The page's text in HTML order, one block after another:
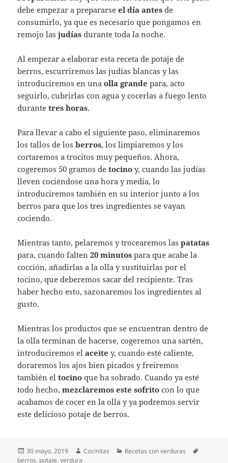
debe empezar a prepararseel día antes de
consumirlo, ya que es necesario que pongamos en
remojo lasjudíasdurante toda la noche.
Al empezar a elaborar esta receta de potaje de
berros, escurriremos las judías blancas y las
introduciremos en unaolla grande para, acto
seguirlo, cubrirlas con agua y cocerlas a fuego lento
durantetres horas.
Para llevar a cabo el siguiente paso, eliminaremos
los tallos de losberros, los limpiaremos y los
cortaremos a trocitos muy pequeños. Ahora,
cogeremos 50 gramos detocino y, cuando las judías
lleven cociéndose una hora y media, lo
introduciremos también en su interior junto a los
berros para que los tres ingredientes se vayan
cociendo.
Mientras tanto, pelaremos y trocearemos laspatatas
para, cuando falten20 minutos para que acabe la
cocción, añadirlas a la olla y sustituirlas por el
tocino, que deberemos sacar del recipiente. Tras
haber hecho esto, sazonaremos los ingredientes al
gusto.
Mientras los productos que se encuentran dentro de
la olla terminan de hacerse, cogeremos una sartén,
introduciremos elaceite y, cuando esté caliente,
doraremos los ajos bien picados y freiremos
también eltocino que ha sobrado. Cuando ya esté
todo hecho,mezclaremos este sofrito con lo que
acabamos de cocer en la olla y ya podremos servir
este delicioso potaje de berros.
Publicado
el
30 mayo, 2019 Autor
Cocinitas Categorías
Recetas con verduras
berros, potaje,verdura